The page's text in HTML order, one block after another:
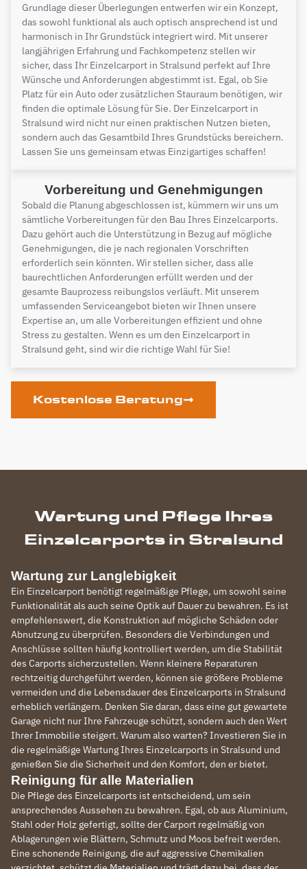
Grundlage dieser Überlegungen entwerfen wir ein Konzept,
das sowohl funktional als auch optisch ansprechend ist und
harmonisch in Ihr Grundstück integriert wird. Mit unserer
langjährigen Erfahrung und Fachkompetenz stellen wir
sicher, dass Ihr Einzelcarport in Stralsund perfekt auf Ihre
Wünsche und Anforderungen abgestimmt ist. Egal, ob Sie
Platz für ein Auto oder zusätzlichen Stauraum benötigen, wir
finden die optimale Lösung für Sie. Der Einzelcarport in
Stralsund wird nicht nur einen praktischen Nutzen bieten,
sondern auch das Gesamtbild Ihres Grundstücks bereichern.
Lassen Sie uns gemeinsam etwas Einzigartiges schaffen!
Vorbereitung und Genehmigungen
Sobald die Planung abgeschlossen ist, kümmern wir uns um
sämtliche Vorbereitungen für den Bau Ihres Einzelcarports.
Dazu gehört auch die Unterstützung in Bezug auf mögliche
Genehmigungen, die je nach regionalen Vorschriften
erforderlich sein könnten. Wir stellen sicher, dass alle
baurechtlichen Anforderungen erfüllt werden und der
gesamte Bauprozess reibungslos verläuft. Mit unserem
umfassenden Serviceangebot bieten wir Ihnen unsere
Expertise an, um alle Vorbereitungen effizient und ohne
Stress zu gestalten. Wenn es um den Einzelcarport in
Stralsund geht, sind wir die richtige Wahl für Sie!
Kostenlose Beratung
Wartung und Pflege Ihres
Einzelcarports in Stralsund
Wartung zur Langlebigkeit
Ein Einzelcarport benötigt regelmäßige Pflege, um sowohl seine
Funktionalität als auch seine Optik auf Dauer zu bewahren. Es ist
empfehlenswert, die Konstruktion auf mögliche Schäden oder
Abnutzung zu überprüfen. Besonders die Verbindungen und
Anschlüsse sollten häufig kontrolliert werden, um die Stabilität
des Carports sicherzustellen. Wenn kleinere Reparaturen
rechtzeitig durchgeführt werden, können sie größere Probleme
vermeiden und die Lebensdauer des Einzelcarports in Stralsund
erheblich verlängern. Denken Sie daran, dass eine gut gewartete
Garage nicht nur Ihre Fahrzeuge schützt, sondern auch den Wert
Ihrer Immobilie steigert. Warum also warten? Investieren Sie in
die regelmäßige Wartung Ihres Einzelcarports in Stralsund und
genießen Sie die Sicherheit und den Komfort, den er bietet.
Reinigung für alle Materialien
Die Pflege des Einzelcarports ist entscheidend, um sein
ansprechendes Aussehen zu bewahren. Egal, ob aus Aluminium,
Stahl oder Holz gefertigt, sollte der Carport regelmäßig von
Ablagerungen wie Blättern, Schmutz und Moos befreit werden.
Eine schonende Reinigung, die auf aggressive Chemikalien